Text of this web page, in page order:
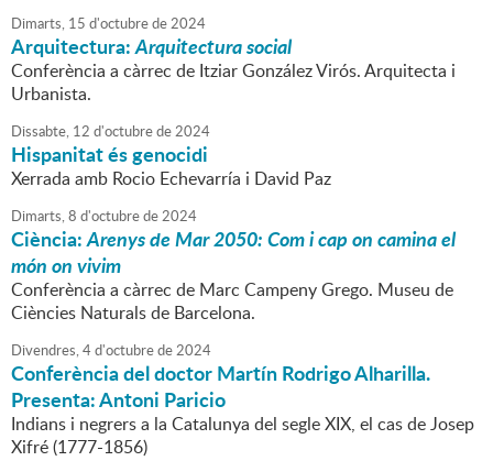
Dimarts, 15 d'octubrede2024
Arquitectura:Arquitectura social
Conferència a càrrec de Itziar González Virós. Arquitecta i
Urbanista.
Dissabte, 12 d'octubrede2024
Hispanitat és genocidi
Xerrada amb Rocio Echevarría i David Paz
Dimarts,8 d'octubrede2024
Ciència:Arenys de Mar 2050: Com i cap on camina el
món on vivim
Conferència a càrrec de Marc Campeny Grego. Museu de
Ciències Naturals de Barcelona.
Divendres,4d'octubrede2024
Conferència del doctor Martín Rodrigo Alharilla.
Presenta: Antoni Paricio
Indians i negrers a la Catalunya del segle XIX, el cas de Josep
Xifré (1777-1856)